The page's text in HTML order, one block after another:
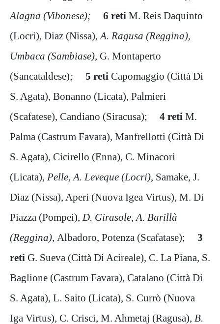
Alagna (Vibonese); 6 reti M. Reis Daquinto
(Locri), Diaz (Nissa), A. Ragusa (Reggina),
Umbaca (Sambiase), G. Montaperto
(Sancataldese); 5 reti Capomaggio (Città Di
S. Agata), Bonanno (Licata), Palmieri
(Scafatese), Candiano (Siracusa);
4 reti M.
Palma (Castrum Favara), Manfrellotti (Città Di
S. Agata), Cicirello (Enna), C. Minacori
(Licata), Pelle, A. Leveque (Locri) , Samake, J.
Diaz (Nissa), Aperi (Nuova Igea Virtus), M. Di
Piazza (Pompei), D. Girasole, A. Barillà
(Reggina), Albadoro, Potenza (Scafatase); 3
reti G. Sueva (Città Di Acireale), C. La Piana, S.
Baglione (Castrum Favara), Catalano (Città Di
S. Agata), L. Saito (Licata), S. Currò (Nuova
Iga Virtus), C. Crisci, M. Ahmetaj (Ragusa), B.